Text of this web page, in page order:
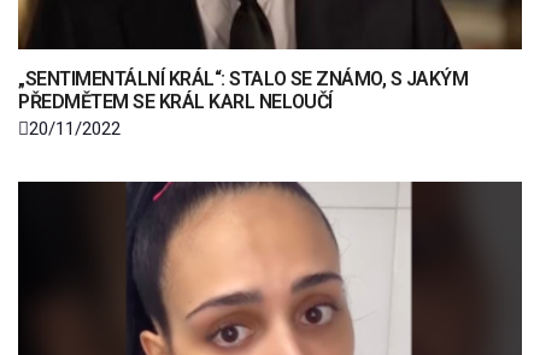
„SENTIMENTÁLNÍ KRÁL“: STALO SE ZNÁMO, S JAKÝM
PŘEDMĚTEM SE KRÁL KARL NELOUČÍ
20/11/2022